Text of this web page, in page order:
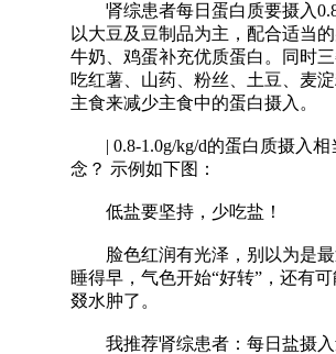
肾综患者每日蛋白质要摄入0.8-
以大豆及豆制品为主，配合适当
牛奶、鸡蛋补充优质蛋白。同时
吃红薯、山药、粉丝、土豆、麦
主食来减少主食中的蛋白摄入。
| 0.8-1.0g/kg/d的蛋白质摄入相
念？ 示例如下图：
低盐要坚持，少吃盐！
脸色红润有光泽，别以为是最
睡得早，气色开始“好转”，还有
叕水肿了。
我推荐肾综患者：每日盐摄入